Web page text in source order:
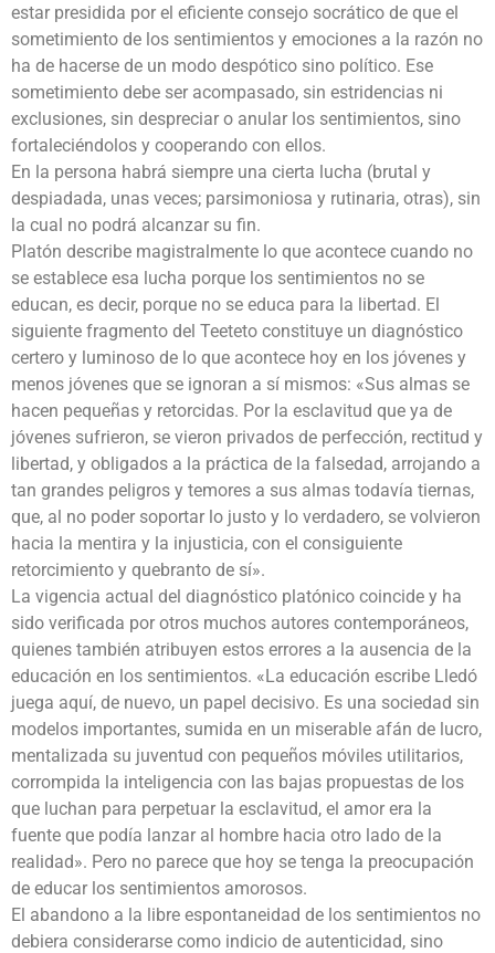
estar presidida por el eficiente consejo socrático de que el
sometimiento de los sentimientos y emociones a la razón no
ha de hacerse de un modo despótico sino político. Ese
sometimiento debe ser acompasado, sin estridencias ni
exclusiones, sin despreciar o anular los sentimientos, sino
fortaleciéndolos y cooperando con ellos.
En la persona habrá siempre una cierta lucha (brutal y
despiadada, unas veces; parsimoniosa y rutinaria, otras), sin
la cual no podrá alcanzar su fin.
Platón describe magistralmente lo que acontece cuando no
se establece esa lucha porque los sentimientos no se
educan, es decir, porque no se educa para la libertad. El
siguiente fragmento del Teeteto constituye un diagnóstico
certero y luminoso de lo que acontece hoy en los jóvenes y
menos jóvenes que se ignoran a sí mismos: «Sus almas se
hacen pequeñas y retorcidas. Por la esclavitud que ya de
jóvenes sufrieron, se vieron privados de perfección, rectitud y
libertad, y obligados a la práctica de la falsedad, arrojando a
tan grandes peligros y temores a sus almas todavía tiernas,
que, al no poder soportar lo justo y lo verdadero, se volvieron
hacia la mentira y la injusticia, con el consiguiente
retorcimiento y quebranto de sí».
La vigencia actual del diagnóstico platónico coincide y ha
sido verificada por otros muchos autores contemporáneos,
quienes también atribuyen estos errores a la ausencia de la
educación en los sentimientos. «La educación escribe Lledó
juega aquí, de nuevo, un papel decisivo. Es una sociedad sin
modelos importantes, sumida en un miserable afán de lucro,
mentalizada su juventud con pequeños móviles utilitarios,
corrompida la inteligencia con las bajas propuestas de los
que luchan para perpetuar la esclavitud, el amor era la
fuente que podía lanzar al hombre hacia otro lado de la
realidad». Pero no parece que hoy se tenga la preocupación
de educar los sentimientos amorosos.
El abandono a la libre espontaneidad de los sentimientos no
debiera considerarse como indicio de autenticidad, sino